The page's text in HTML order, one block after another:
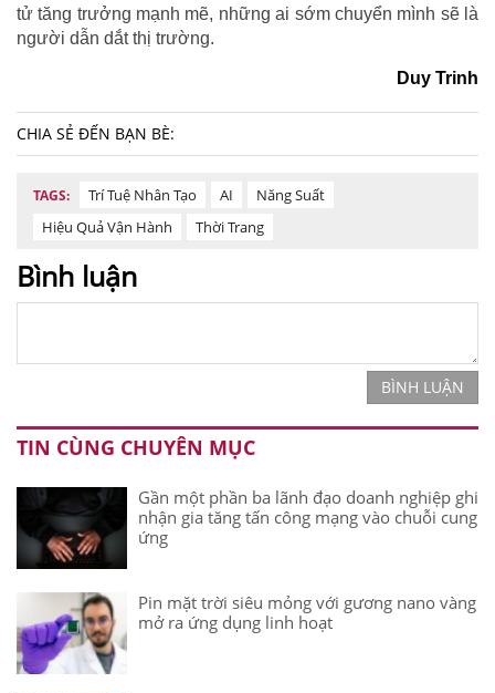
tử tăng trưởng mạnh mẽ, những ai sớm chuyển mình sẽ là
người dẫn dắt thị trường.
Duy Trinh
CHIA SẺ ĐẾN BẠN BÈ:
TAGS: Trí Tuệ Nhân Tạo AI
Năng Suất
Hiệu Quả Vận Hành
Thời Trang
Bình luận
BÌNH LUẬN
TIN CÙNG CHUYÊN MỤC
Gần một phần ba lãnh đạo doanh nghiệp ghi
nhận gia tăng tấn công mạng vào chuỗi cung
ứng
Pin mặt trời siêu mỏng với gương nano vàng
mở ra ứng dụng linh hoạt